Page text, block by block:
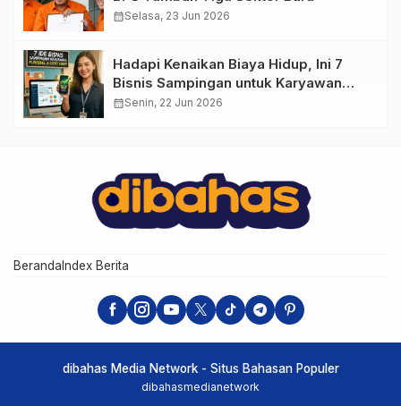
calendar_monthSelasa, 23 Jun 2026
Hadapi Kenaikan Biaya Hidup, Ini 7
Bisnis Sampingan untuk Karyawan
yang Waktunya Sempit
calendar_monthSenin, 22 Jun 2026
Beranda Index Berita
dibahas Media Network - Situs Bahasan Populer
dibahasmedianetwork